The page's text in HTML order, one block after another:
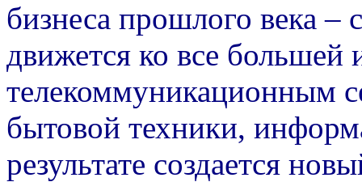
бизнеса прошлого века
движется ко все большей
телекоммуникационным
бытовой техники,
результате создается